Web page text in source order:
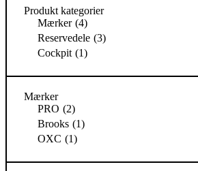
Produkt kategorier
Mærker (4)
Reservedele (3)
Cockpit (1)
Mærker
PRO (2)
Brooks (1)
OXC (1)